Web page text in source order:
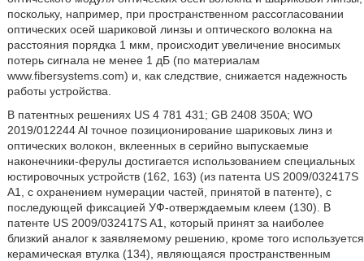
поскольку, например, при пространственном рассогласовании
оптических осей шариковой линзы и оптического волокна на
расстояния порядка 1 мкм, происходит увеличение вносимых
потерь сигнала не менее 1 дБ (по материалам
www.fibersystems.com) и, как следствие, снижается надежность
работы устройства.
В патентных решениях US 4 781 431; GB 2408 350A; WO
2019/012244 Al точное позиционирование шариковых линз и
оптических волокон, вклеенных в серийно выпускаемые
наконечники-ферулы достигается использованием специальных
юстировочных устройств (162, 163) (из патента US 2009/032417S
A1, с охранением нумерации частей, принятой в патенте), с
последующей фиксацией УФ-отверждаемым клеем (130). В
патенте US 2009/032417S A1, который принят за наиболее
близкий аналог к заявляемому решению, кроме того используется
керамическая втулка (134), являющаяся пространственным